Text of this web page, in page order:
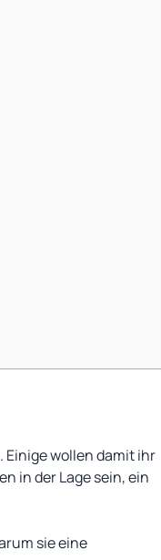
wollen damit ihr
in der Lage sein, ein
sie eine